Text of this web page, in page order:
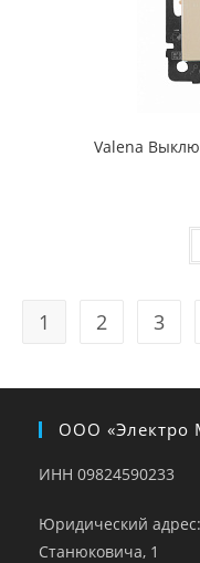
Valena
1 2 3
ООО «Электро
ИНН 09824590233
Юридический адрес:
Станюковича, 1